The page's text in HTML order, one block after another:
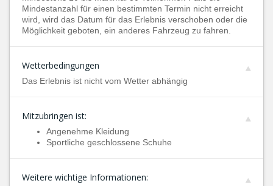
Mindestanzahl für einen bestimmten Termin nicht erreicht
wird, wird das Datum für das Erlebnis verschoben oder die
Möglichkeit geboten, ein anderes Fahrzeug zu fahren.
Wetterbedingungen
Das Erlebnis ist nicht vom Wetter abhängig
Mitzubringen ist:
Angenehme Kleidung
Sportliche geschlossene Schuhe
Weitere wichtige Informationen: